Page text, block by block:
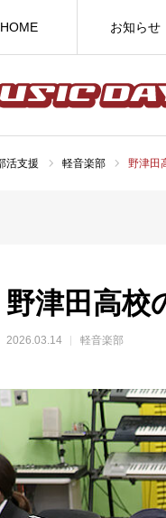
HOME お知らせ
活支援 軽音楽部 野津田
野津田高校
2026.03.14 軽音楽部